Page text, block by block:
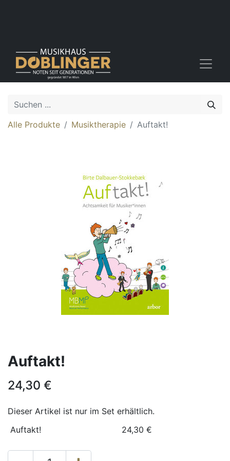
Alle Produkte Musiktherapie Auftakt!
Auftakt!
24,30 €
Dieser Artikel ist nur im Set erhältlich.
Auftakt!
24,30 €